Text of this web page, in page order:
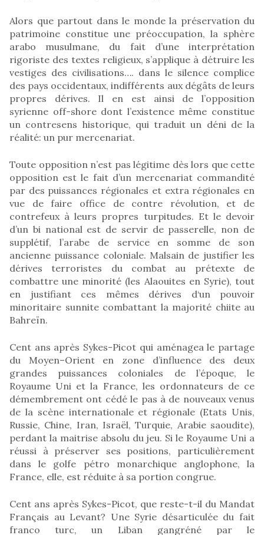
Alors que partout dans le monde la préservation du
patrimoine constitue une préoccupation, la sphère
arabo musulmane, du fait d’une interprétation
rigoriste des textes religieux, s’applique à détruire les
vestiges des civilisations…. dans le silence complice
des pays occidentaux, indifférents aux dégâts de leurs
propres dérives. Il en est ainsi de l’opposition
syrienne off-shore dont l’existence même constitue
un contresens historique, qui traduit un déni de la
réalité: un pur mercenariat.
Toute opposition n’est pas légitime dès lors que cette
opposition est le fait d’un mercenariat commandité
par des puissances régionales et extra régionales en
vue de faire office de contre révolution, et de
contrefeux à leurs propres turpitudes. Et le devoir
d’un bi national est de servir de passerelle, non de
supplétif, l’arabe de service en somme de son
ancienne puissance coloniale. Malsain de justifier les
dérives terroristes du combat au prétexte de
combattre une minorité (les Alaouites en Syrie), tout
en justifiant ces mêmes dérives d‘un pouvoir
minoritaire sunnite combattant la majorité chiite au
Bahreïn.
Cent ans après Sykes-Picot qui aménagea le partage
du Moyen–Orient en zone d’influence des deux
grandes puissances coloniales de l’époque, le
Royaume Uni et la France, les ordonnateurs de ce
démembrement ont cédé le pas à de nouveaux venus
de la scène internationale et régionale (Etats Unis,
Russie, Chine, Iran, Israël, Turquie, Arabie saoudite),
perdant la maitrise absolu du jeu. Si le Royaume Uni a
réussi à préserver ses positions, particulièrement
dans le golfe pétro monarchique anglophone, la
France, elle, est réduite à sa portion congrue.
Cent ans après Sykes-Picot, que reste-t-il du Mandat
Français au Levant? Une Syrie désarticulée du fait
franco turc, un Liban gangréné par le